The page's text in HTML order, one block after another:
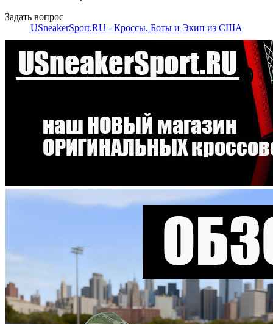
Задать вопрос
USneakerSport.RU - Кроссы, Боты и Экип из США